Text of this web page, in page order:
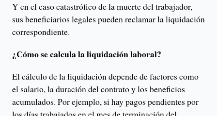
Y en el caso catastrófico de la muerte del trabajador,
sus beneficiarios legales pueden reclamar la liquidación
correspondiente.
¿Cómo se calcula la liquidación laboral?
El cálculo de la liquidación depende de factores como
el salario, la duración del contrato y los beneficios
acumulados. Por ejemplo, si hay pagos pendientes por